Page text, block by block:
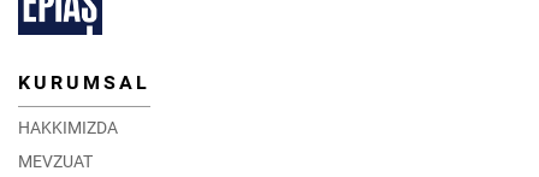
KURUMSAL
HAKKIMIZDA
MEVZUAT